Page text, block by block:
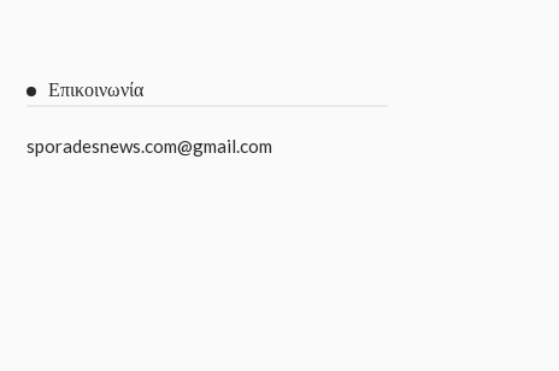
Επικοινωνία
sporadesnews.com@gmail.com